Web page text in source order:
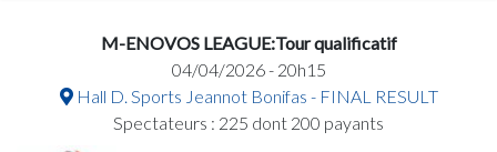
M-ENOVOS LEAGUE:Tour qualificatif
04/04/2026 - 20h15
Hall D. Sports Jeannot Bonifas - FINAL RESULT
Spectateurs : 225 dont 200 payants